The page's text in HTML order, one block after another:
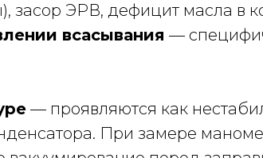
засор ЭРВ, дефицит масла в
всасывания —
— проявляются как
При замере